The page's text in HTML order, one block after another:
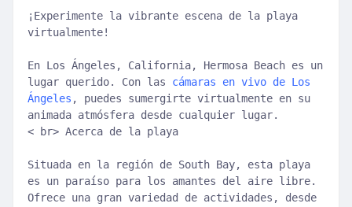
¡Experimente la vibrante escena de la playa
virtualmente!
En Los Ángeles, California, Hermosa Beach es un
lugar querido. Con las cámaras en vivo de Los
Ángeles , puedes sumergirte virtualmente en su
animada atmósfera desde cualquier lugar.
< br> Acerca de la playa
Situada en la región de South Bay, esta playa
es un paraíso para los amantes del aire libre.
Ofrece una gran variedad de actividades, desde